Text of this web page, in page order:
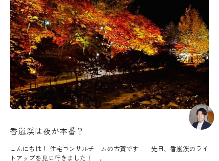
香嵐渓は夜が本番？
こんにちは！ 住宅コンサルチームの古賀です！ 先日、香嵐渓のライ
トアップを見に行きました！ ...